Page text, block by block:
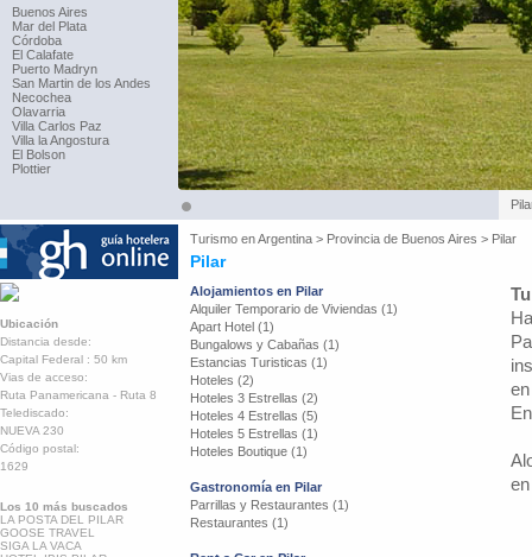
Buenos Aires
Mar del Plata
Córdoba
El Calafate
Puerto Madryn
San Martin de los Andes
Necochea
Olavarria
Villa Carlos Paz
Villa la Angostura
El Bolson
Plottier
Turismo enArgentina > Provincia de Buenos Aires > Pilar
Pilar
Ubicación
Distancia desde:
Capital Federal : 50 km
Vias de acceso:
Ruta Panamericana - Ruta 8
Telediscado:
NUEVA 230
Código postal:
1629
Los 10 más buscados
LA POSTA DEL PILAR
GOOSE TRAVEL
SIGA LA VACA
Alojamientos en Pilar
Alquiler Temporario de Viviendas (1)
Apart Hotel (1)
Bungalows y Cabañas (1)
Estancias Turisticas (1)
Hoteles (2)
Hoteles 3 Estrellas (2)
Hoteles 4 Estrellas (5)
Hoteles 5 Estrellas (1)
Hoteles Boutique (1)
Gastronomía en Pilar
Parrillas y Restaurantes (1)
Restaurantes (1)